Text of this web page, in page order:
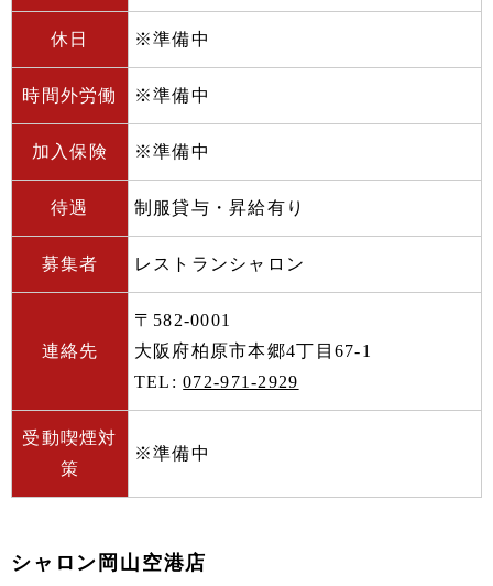
休日 ※準備中
時間外労働 ※準備中
加入保険 ※準備中
待遇 制服貸与・昇給有り
募集者 レストランシャロン
連絡先
〒582-0001
大阪府柏原市本郷4丁目67-1
TEL:072-971-2929
受動喫煙対
策
※準備中
シャロン岡山空港店